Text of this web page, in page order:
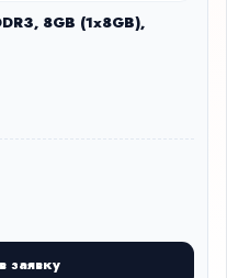
8GB (1x8GB),
заявку